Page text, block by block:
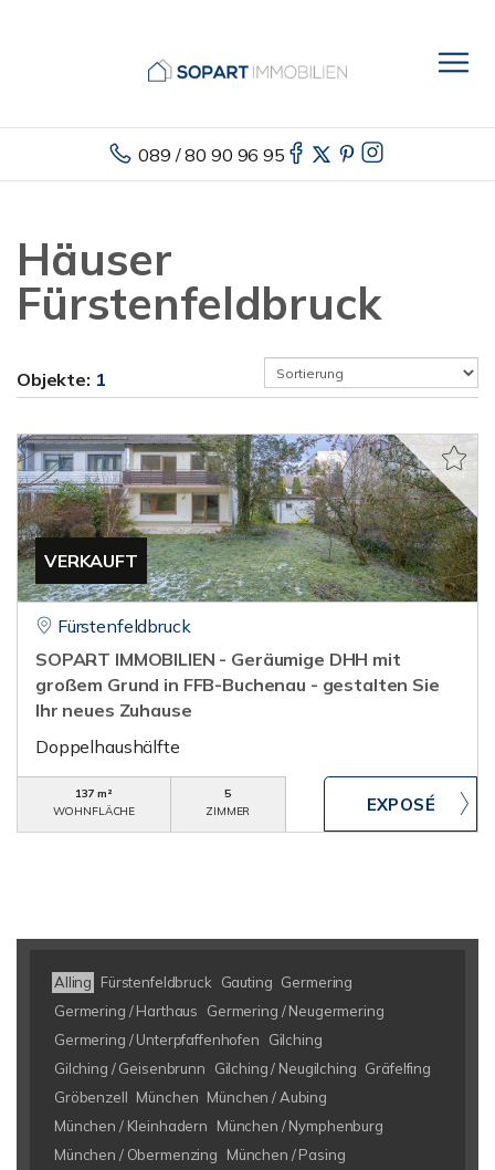
089 / 80 90 96 95
Häuser
Fürstenfeldbruck
Objekte: 1
VERKAUFT
Fürstenfeldbruck
SOPART IMMOBILIEN - Geräumige DHH mit
großem Grund in FFB-Buchenau - gestalten Sie
Ihr neues Zuhause
Doppelhaushälfte
137 m²
WOHNFLÄCHE
5
ZIMMER
Alling Fürstenfeldbruck Gauting Germering
Germering / Harthaus
Germering / Neugermering
Germering / Unterpfaffenhofen
Gilching
Gilching / Geisenbrunn
Gilching / Neugilching Gräfelfing
Gröbenzell München München / Aubing
München / Kleinhadern
München / Nymphenburg
München / Obermenzing
München / Pasing